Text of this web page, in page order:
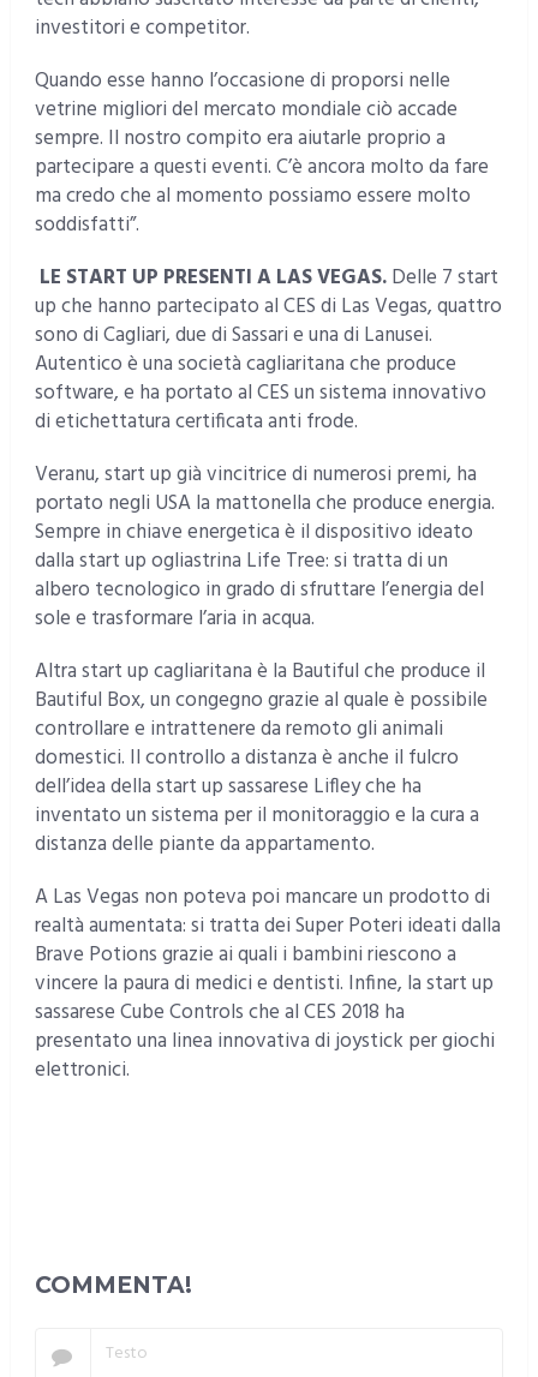
investitori e competitor.
Quando esse hanno l’occasione di proporsi nelle
vetrine migliori del mercato mondiale ciò accade
sempre. Il nostro compito era aiutarle proprio a
partecipare a questi eventi. C’è ancora molto da fare
ma credo che al momento possiamo essere molto
soddisfatti”.
LE START UP PRESENTI A LAS VEGAS.Delle 7 start
up che hanno partecipato al CES di Las Vegas, quattro
sono di Cagliari, due di Sassari e una di Lanusei.
Autentico è una società cagliaritana che produce
software, e ha portato al CES un sistema innovativo
di etichettatura certificata anti frode.
Veranu, start up già vincitrice di numerosi premi, ha
portato negli USA la mattonella che produce energia.
Sempre in chiave energetica è il dispositivo ideato
dalla start up ogliastrina Life Tree: si tratta di un
albero tecnologico in grado di sfruttare l’energia del
sole e trasformare l’aria in acqua.
Altra start up cagliaritana è la Bautiful che produce il
Bautiful Box, un congegno grazie al quale è possibile
controllare e intrattenere da remoto gli animali
domestici. Il controllo a distanza è anche il fulcro
dell’idea della start up sassarese Lifley che ha
inventato un sistema per il monitoraggio e la cura a
distanza delle piante da appartamento.
A Las Vegas non poteva poi mancare un prodotto di
realtà aumentata: si tratta dei Super Poteri ideati dalla
Brave Potions grazie ai quali i bambini riescono a
vincere la paura di medici e dentisti. Infine, la start up
sassarese Cube Controls che al CES 2018 ha
presentato una linea innovativa di joystick per giochi
elettronici.
COMMENTA!